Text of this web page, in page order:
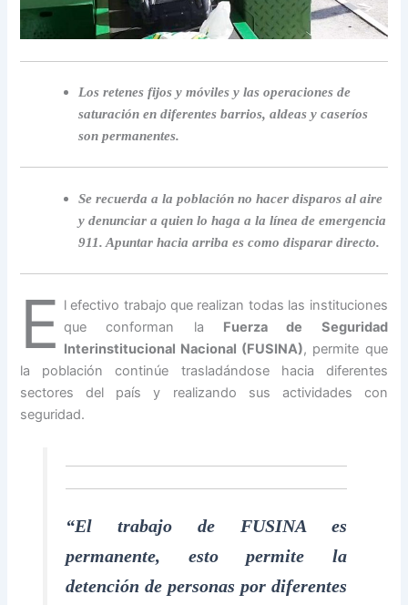
Los retenes fijos y móviles y las operaciones de
saturación en diferentes barrios, aldeas y caseríos
son permanentes.
Se recuerda a la población no hacer disparos al aire
y denunciar a quien lo haga a la línea de emergencia
911. Apuntar hacia arriba es como disparar directo.
E l efectivo trabajo que realizan todas las instituciones
que conforman la Fuerza de Seguridad
Interinstitucional Nacional (FUSINA), permite que
la población continúe trasladándose hacia diferentes
sectores del país y realizando sus actividades con
seguridad.
“El trabajo de FUSINA es
permanente, esto permite la
detención de personas por diferentes